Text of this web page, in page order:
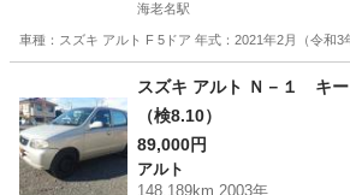
海老名駅
車種：スズキ アルト F 5ドア 年式：2021年2月（令和
海老名駅 アルト
スズキ アルト Ｎ－１ キ
（検8.10）
89,000円
アルト
148,189km 2003年